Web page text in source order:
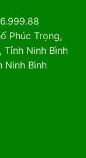
Phúc Trọng,
Tỉnh Ninh Bình
Ninh Bình